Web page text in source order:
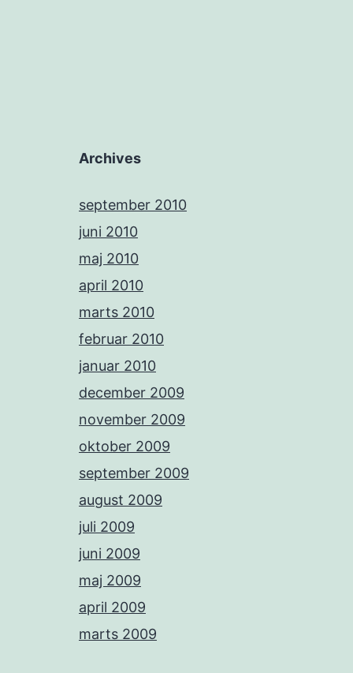
Archives
september 2010
juni 2010
maj 2010
april 2010
marts 2010
februar 2010
januar 2010
december 2009
november 2009
oktober 2009
september 2009
august 2009
juli 2009
juni 2009
maj 2009
april 2009
marts 2009